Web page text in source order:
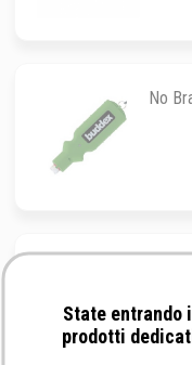
No
State entrando
prodotti